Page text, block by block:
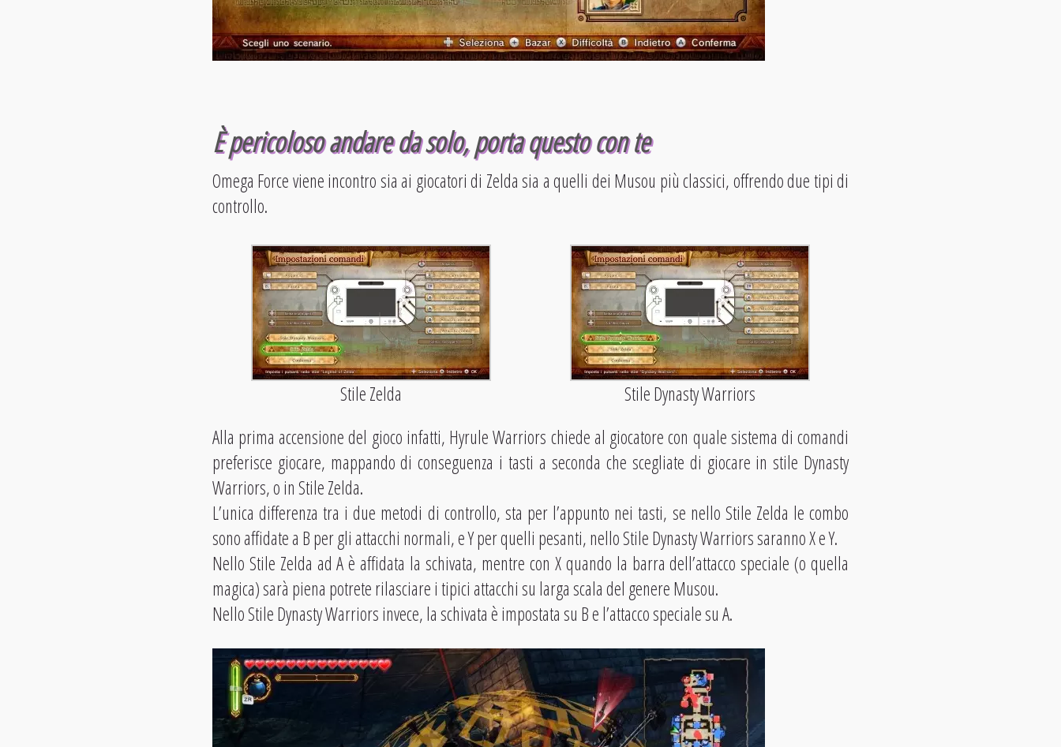
È pericoloso andare da solo, porta questo con te
Omega Force viene incontro sia ai giocatori di Zelda sia a quelli dei Musou più classici, offrendo due tipi di
controllo.
Stile Zelda
Stile Dynasty Warriors
Alla prima accensione del gioco infatti, Hyrule Warriors chiede al giocatore con quale sistema di comandi
preferisce giocare, mappando di conseguenza i tasti a seconda che scegliate di giocare in stile Dynasty
Warriors, o in Stile Zelda.
L’unica differenza tra i due metodi di controllo, sta per l’appunto nei tasti, se nello Stile Zelda le combo
sono affidate a B per gli attacchi normali, e Y per quelli pesanti, nello Stile Dynasty Warriors saranno X e Y.
Nello Stile Zelda ad A è affidata la schivata, mentre con X quando la barra dell’attacco speciale (o quella
magica) sarà piena potrete rilasciare i tipici attacchi su larga scala del genere Musou.
Nello Stile Dynasty Warriors invece, la schivata è impostata su B e l’attacco speciale su A.